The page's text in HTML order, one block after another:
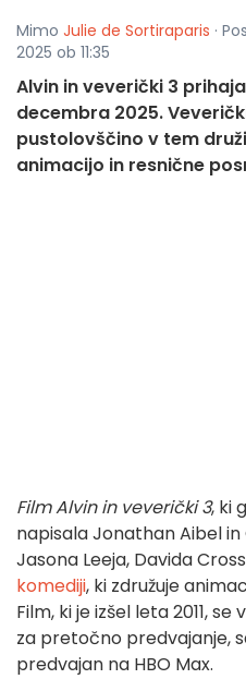
Mimo Julie de Sortiraparis ·
2025 ob 11:35
Alvin in veverički 3 prihaja
decembra 2025.
pustolovščino v tem
animacijo in resnične
Film Alvin in veverički 3, ki
napisala Jonathan Aibel in
Jasona Leeja, Davida
komediji, ki združuje
Film, ki je izšel leta 2011,
za pretočno predvajanje,
predvajan na HBO Max.